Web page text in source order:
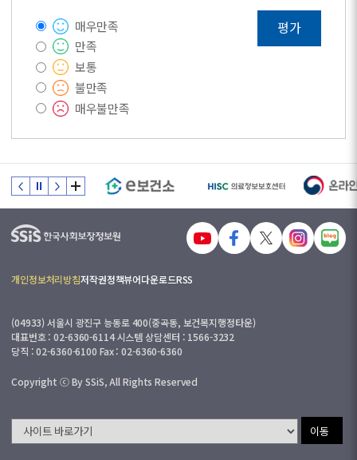
매우만족
만족
보통
불만족
매우불만족
평가
개인정보처리방침저작권정책뷰어다운로드RSS
(04933) 서울시 광진구 능동로 400(중곡동, 보건복지행정타운)
대표번호 : 02-6360-6114 시스템 상담센터 : 1566-3232
당직 : 02-6360-6100 Fax : 02-6360-6360
Copyright ⓒ By SSiS, All Rights Reserved
이동